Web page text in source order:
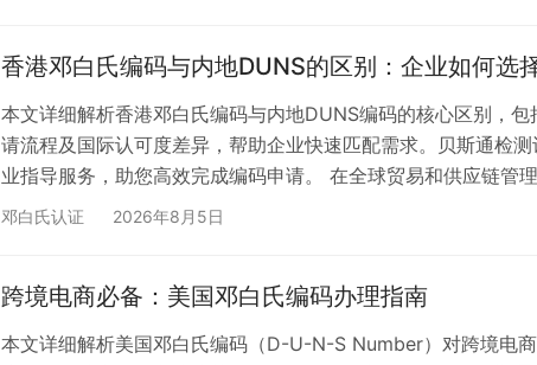
际身份证"。它能够： 建立全…
香港邓白氏编码与内地DUNS的区别：企业如何选
本文详细解析香港邓白氏编码与内地DUNS编码的核心区别，包
请流程及国际认可度差异，帮助企业快速匹配需求。贝斯通检
业指导服务，助您高效完成编码申请。 在全球贸易和供应链管
（DUNS）作为企业身份识别的国际通用标准，对企业的商业活
香港邓白氏编码主要面向香港特别行政区注册的企业，适用于国
邓白氏认证 2026年8月5日
跨境电商必备：美国邓白氏编码办理指南
本文详细解析美国邓白氏编码（D-U-N-S Number）对跨境电